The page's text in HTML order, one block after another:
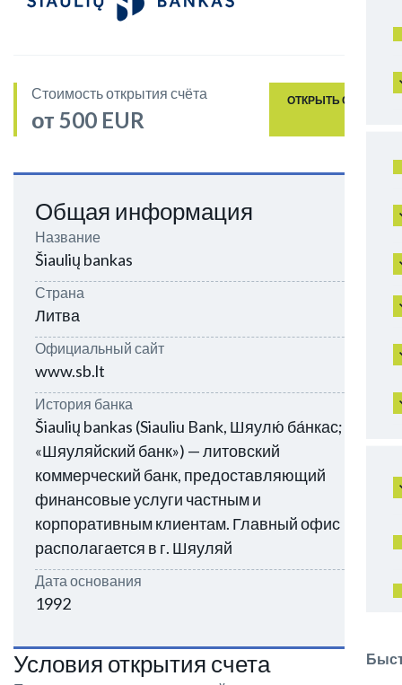
Стоимость открытия счёта
от 500 EUR
ОТКРЫТЬ СЧЁТ
Общая информация
Название
Šiaulių bankas
Страна
Литва
Официальный сайт
www.sb.lt
История банка
Šiaulių bankas (Siauliu Bank, Шяулю́ ба́нкас;
«Шяуляйский банк») — литовский
коммерческий банк, предоставляющий
финансовые услуги частным и
корпоративным клиентам. Главный офис
располагается в г. Шяуляй
Дата основания
1992
Условия открытия счета